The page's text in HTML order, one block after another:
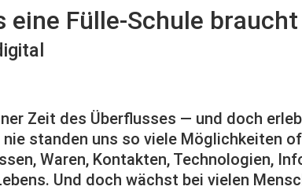
eine Fülle-Schule braucht
Zeit des Überflusses — und doch
nie standen uns so viele Möglichkeiten
Waren, Kontakten, Technologien,
Und doch wächst bei vielen